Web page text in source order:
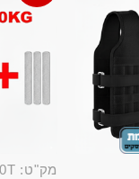
מק"ט: VS300T